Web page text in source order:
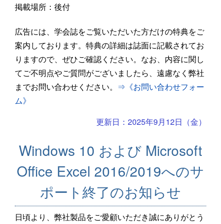
掲載場所：後付
広告には、学会誌をご覧いただいた方だけの特典をご
案内しております。特典の詳細は誌面に記載されてお
りますので、ぜひご確認ください。なお、内容に関し
てご不明点やご質問がございましたら、遠慮なく弊社
までお問い合わせください。 ⇒《お問い合わせフォー
ム》
更新日：2025年9月12日（金）
Windows 10 および Microsoft
Office Excel 2016/2019へのサ
ポート終了のお知らせ
日頃より、弊社製品をご愛顧いただき誠にありがとう